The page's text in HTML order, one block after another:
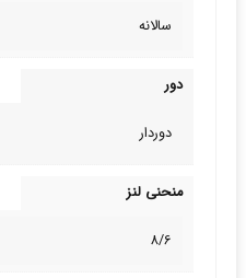
سالانه
دور
دوردار
منحنی لنز
8/6